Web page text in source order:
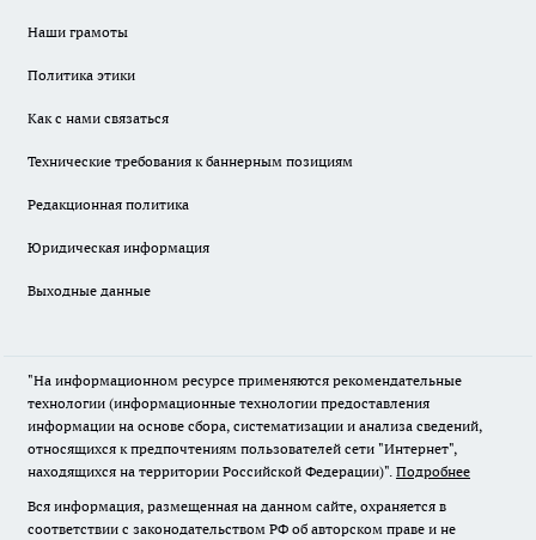
Наши грамоты
Политика этики
Как с нами связаться
Технические требования к баннерным позициям
Редакционная политика
Юридическая информация
Выходные данные
"На информационном ресурсе применяются рекомендательные
технологии (информационные технологии предоставления
информации на основе сбора, систематизации и анализа сведений,
относящихся к предпочтениям пользователей сети "Интернет",
находящихся на территории Российской Федерации)". Подробнее
Вся информация, размещенная на данном сайте, охраняется в
соответствии с законодательством РФ об авторском праве и не